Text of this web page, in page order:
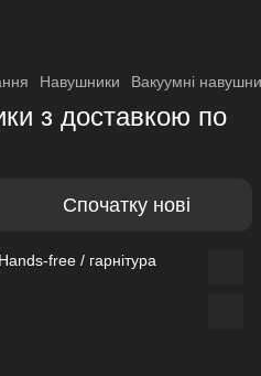
Навушники Вакуумні
з доставкою по
Спочатку нові